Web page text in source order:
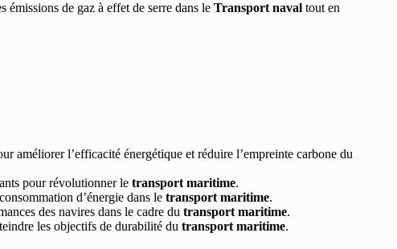
émissions de gaz à effet de serre dans le Transport naval tout en
améliorer l’efficacité énergétique et réduire l’empreinte carbone du
pour révolutionner le transport maritime.
d’énergie dans le transport maritime.
des navires dans le cadre du transport maritime.
les objectifs de durabilité du transport maritime.